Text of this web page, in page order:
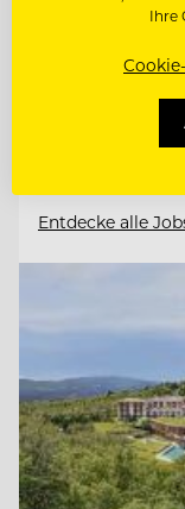
6311
SENIOR
OFFICE
Entdecke alle
Ihre